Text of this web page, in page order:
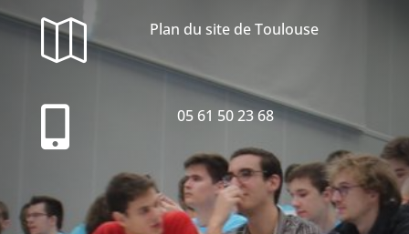
 Plan du site de Toulouse
 05 61 50 23 68